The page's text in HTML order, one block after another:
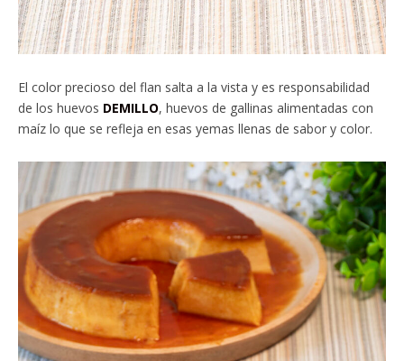
El color precioso del flan salta a la vista y es responsabilidad
de los huevos DEMILLO, huevos de gallinas alimentadas con
maíz lo que se refleja en esas yemas llenas de sabor y color.